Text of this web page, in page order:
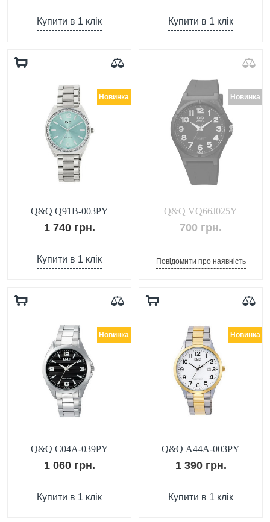
Купити в 1 клік Купити в 1 клік
Новинка
Q&Q Q91B-003PY
1 740 грн.
Купити в 1 клік
Новинка
Q&Q VQ66J025Y
700 грн.
Повідомити про наявність
Новинка
Q&Q C04A-039PY
1 060 грн.
Купити в 1 клік
Новинка
Q&Q A44A-003PY
1 390 грн.
Купити в 1 клік